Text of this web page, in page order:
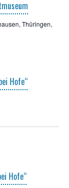
Thüringen,
Hofe“
Hofe“